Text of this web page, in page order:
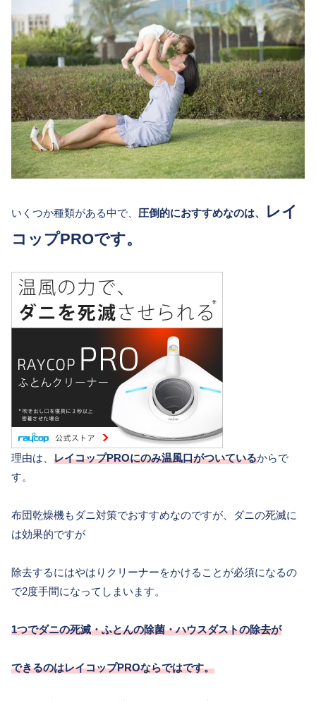
いくつか種類がある中で、 圧倒的におすすめなのは、
レイ
コップPROです。
理由は、 レイコップPROにのみ温風口がついているからで
す。
布団乾燥機もダニ対策でおすすめなのですが、ダニの死滅に
は効果的ですが
除去するにはやはりクリーナーをかけることが必須になるの
で2度手間になってしまいます。
1つでダニの死滅・ふとんの除菌・ハウスダストの除去が
できるのはレイコップPROならではです。